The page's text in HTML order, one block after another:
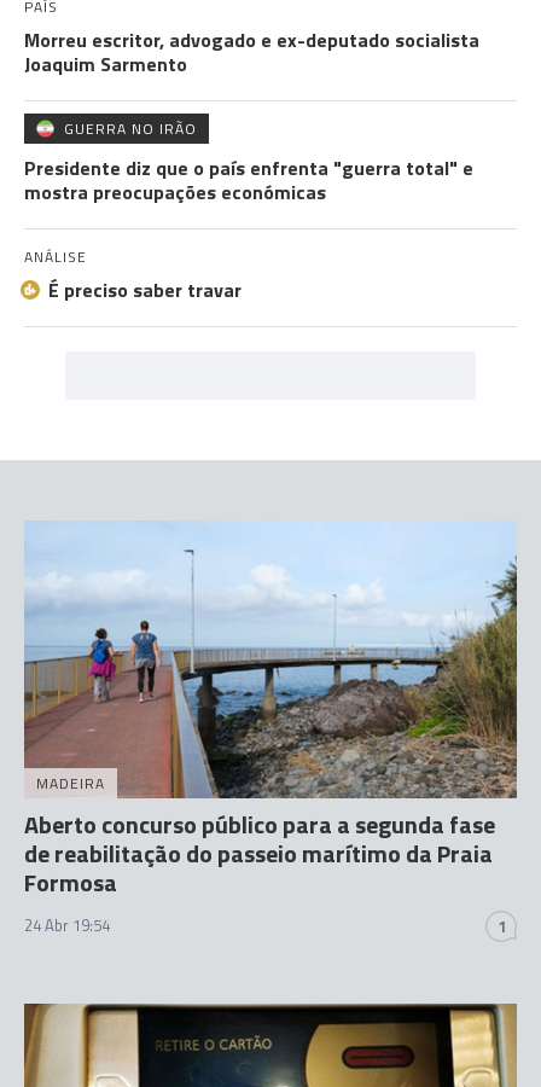
PAÍS
Morreu escritor, advogado e ex-deputado socialista
Joaquim Sarmento
GUERRA NO IRÃO
Presidente diz que o país enfrenta "guerra total" e
mostra preocupações económicas
ANÁLISE
É preciso saber travar
MADEIRA
Aberto concurso público para a segunda fase
de reabilitação do passeio marítimo da Praia
Formosa
24 Abr 19:54 1